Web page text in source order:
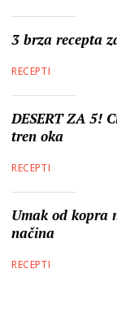
3 brza recepta
RECEPTI
DESERT ZA 5!
tren oka
RECEPTI
Umak od kopra
načina
RECEPTI